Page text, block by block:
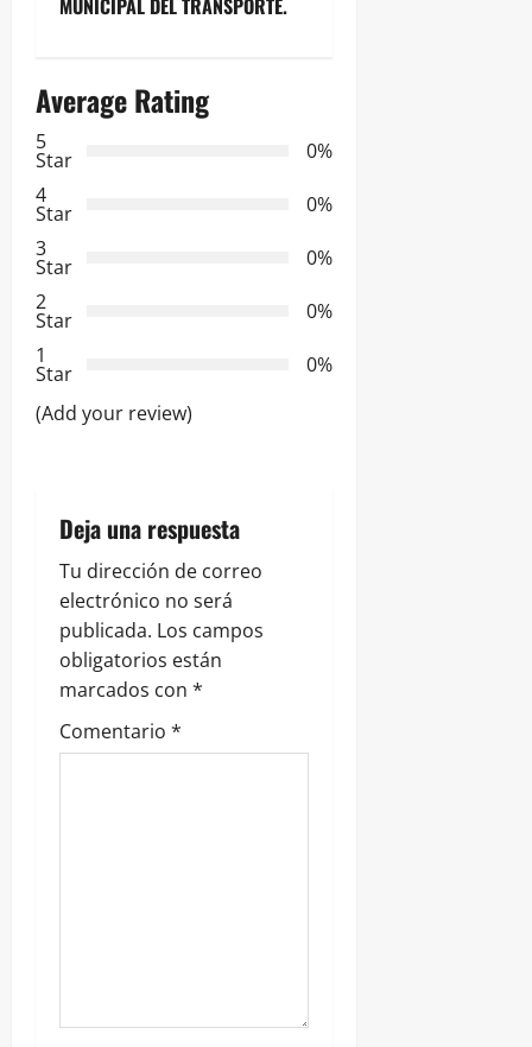
a
ó
n
d
e
e
t
r
a
d
a
MUNICIPAL DEL TRANSPORTE.
Average Rating
5
Star
0%
4
Star
0%
3
Star
0%
2
Star
0%
1
Star
0%
(Add your review)
Deja una respuesta
Tu dirección de correo
electrónico no será
publicada. Los campos
obligatorios están
marcados con *
Comentario *